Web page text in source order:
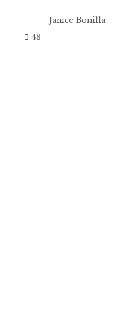
Janice Bonilla
48